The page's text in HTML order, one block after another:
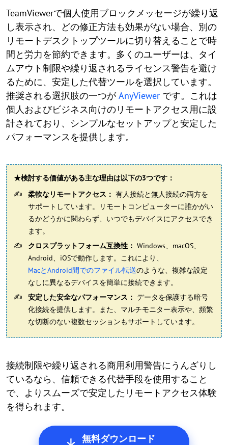
TeamViewerで個人使用ブロックメッセージが繰り返
し表示され、どの修正方法も効果がない場合、別の
リモートデスクトップツールに切り替えることで時
間と労力を節約できます。多くのユーザーは、タイ
ムアウト制限や繰り返されるライセンス警告を避け
るために、安定した代替ツールを選択しています。
推奨される選択肢の一つが AnyViewer です。これは
個人およびビジネス向けのリモートアクセス用に設
計されており、シンプルなセットアップと安定した
パフォーマンスを提供します。
★検討する価値がある主な理由は以下の3つです：
柔軟なリモートアクセス： 有人接続と無人接続の両方を
サポートしています。リモートコンピューターに誰かがい
るかどうかに関わらず、いつでもデバイスにアクセスでき
ます。
クロスプラットフォーム互換性： Windows、macOS、
Android、iOSで動作します。これにより、
MacとAndroid間でのファイル転送のような、複雑な設定
なしに異なるデバイスを簡単に接続できます。
安定した安全なパフォーマンス： データを保護する暗号
化接続を提供します。また、マルチモニター表示や、頻繁
な切断のない複数セッションもサポートしています。
接続制限や繰り返される商用利用警告にうんざりし
ているなら、信頼できる代替手段を使用すること
で、よりスムーズで安定したリモートアクセス体験
を得られます。
無料ダウンロード